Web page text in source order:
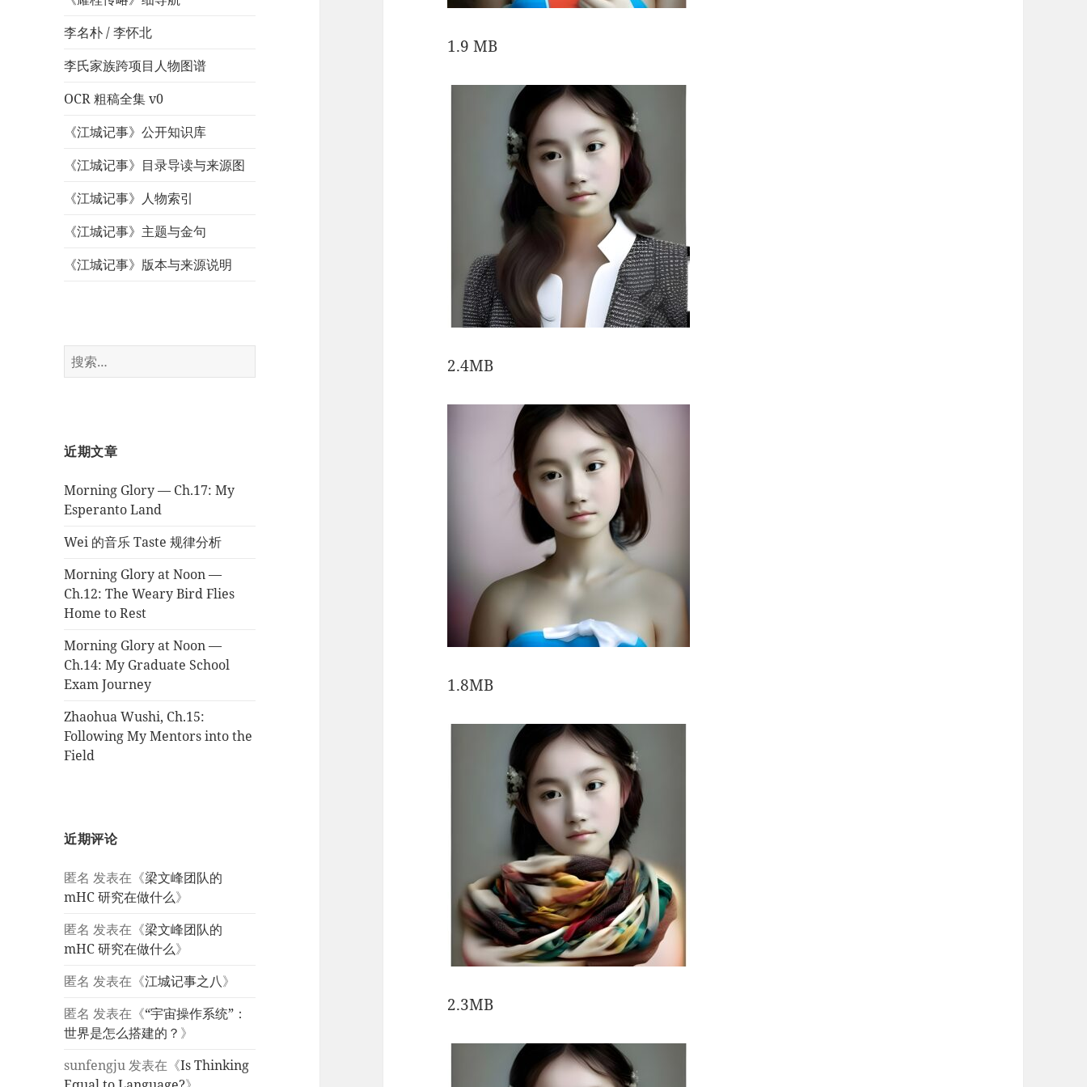
李名朴 / 李怀北
李氏家族跨项目人物图谱
OCR 粗稿全集 v0
《江城记事》公开知识库
《江城记事》目录导读与来源图
《江城记事》人物索引
《江城记事》主题与金句
《江城记事》版本与来源说明
搜
索：
近期文章
Morning Glory — Ch.17: My
Esperanto Land
Wei 的音乐 Taste 规律分析
Morning Glory at Noon —
Ch.12: The Weary Bird Flies
Home to Rest
Morning Glory at Noon —
Ch.14: My Graduate School
Exam Journey
Zhaohua Wushi, Ch.15:
Following My Mentors into the
Field
近期评论
匿名 发表在《梁文峰团队的
mHC 研究在做什么》
匿名 发表在《梁文峰团队的
mHC 研究在做什么》
匿名 发表在《江城记事之八》
匿名 发表在《“宇宙操作系统”：
世界是怎么搭建的？ 》
sunfengju发表在《Is Thinking
1.9 MB
2.4MB
1.8MB
2.3MB